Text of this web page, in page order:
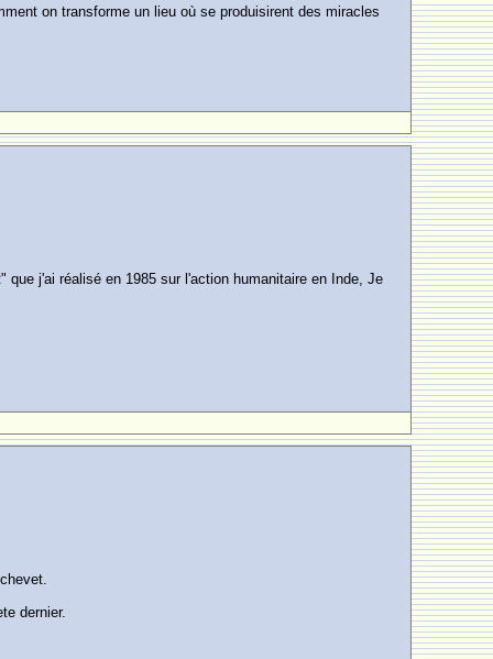
on transforme un lieu où se produisirent des miracles
j'ai réalisé en 1985 sur l'action humanitaire en Inde, Je
dernier.